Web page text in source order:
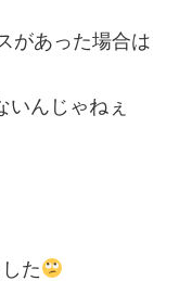
があった場合は
いんじゃねぇ
た